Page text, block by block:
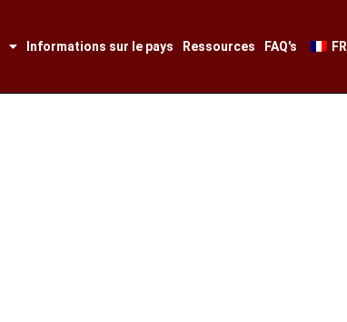
Informations sur le pays Ressources FAQ's FR